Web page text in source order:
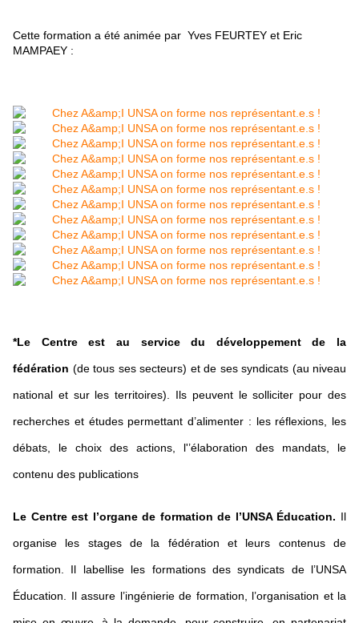
Cette formation a été animée par Yves FEURTEY et Eric
MAMPAEY :
*Le Centre est au service du développement de la
fédération (de tous ses secteurs) et de ses syndicats (au niveau
national et sur les territoires). Ils peuvent le solliciter pour des
recherches et études permettant d’alimenter : les réflexions, les
débats, le choix des actions, l'’élaboration des mandats, le
contenu des publications
Le Centre est l’organe de formation de l’UNSA Éducation. Il
organise les stages de la fédération et leurs contenus de
formation. Il labellise les formations des syndicats de l’UNSA
Éducation. Il assure l’ingénierie de formation, l’organisation et la